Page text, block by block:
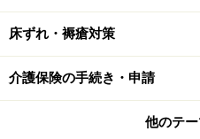
ホームヘルパーさんにもこ
ちょっと古いデータですが
護労働実態調査」（2001
床ずれ・褥瘡対策
介護保険の手続き・申請
他のテ